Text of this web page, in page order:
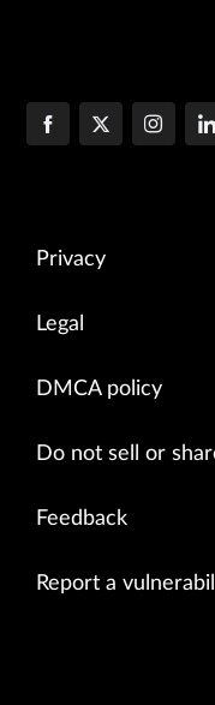
Privacy
Legal
DMCA policy
Do not sell or
Feedback
Report a